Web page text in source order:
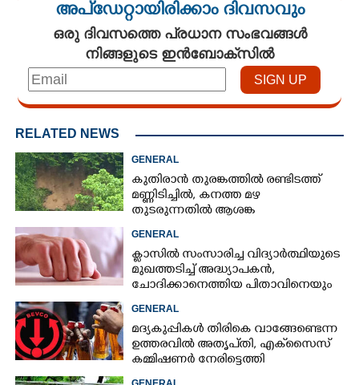
അപ്ഡേറ്റായിരിക്കാം ദിവസവും
ഒരു ദിവസത്തെ പ്രധാന സംഭവങ്ങൾ
നിങ്ങളുടെ ഇൻബോക്സിൽ
RELATED NEWS
GENERAL
കുതിരാൻ തുരങ്കത്തിൽ രണ്ടിടത്ത്
മണ്ണിടിച്ചിൽ, കനത്ത മഴ
തുടരുന്നതിൽ ആശങ്ക
GENERAL
ക്ളാസിൽ സംസാരിച്ച വിദ്യാർത്ഥിയുടെ
മുഖത്തടിച്ച് അദ്ധ്യാപകൻ,
ചോദിക്കാനെത്തിയ പിതാവിനെയും
ആക്രമിച്ചെന്ന് പരാതി
GENERAL
മദ്യകുപ്പികൾ തിരികെ വാങ്ങേണ്ടെന്ന
ഉത്തരവിൽ അതൃപ്‌തി, എക്‌സൈസ്
കമ്മിഷണർ നേരിട്ടെത്തി
വിശദീകരണം നൽകണമെന്ന് മന്ത്രി